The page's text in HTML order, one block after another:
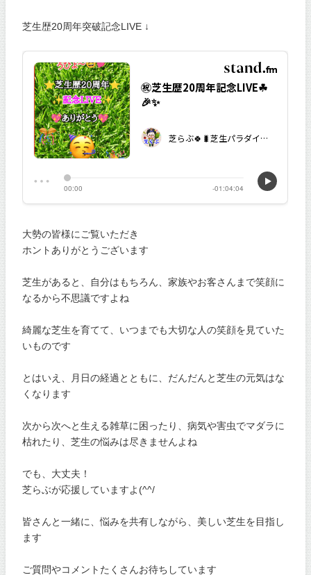
芝生歴20周年突破記念LIVE ↓
大勢の皆様にご覧いただき
ホントありがとうございます
芝生があると、自分はもちろん、家族やお客さんまで笑顔に
なるから不思議ですよね
綺麗な芝生を育てて、いつまでも大切な人の笑顔を見ていた
いものです
とはいえ、月日の経過とともに、だんだんと芝生の元気はな
くなります
次から次へと生える雑草に困ったり、病気や害虫でマダラに
枯れたり、芝生の悩みは尽きませんよね
でも、大丈夫！
芝らぶが応援していますよ(^^/
皆さんと一緒に、悩みを共有しながら、美しい芝生を目指し
ます
ご質問やコメントたくさんお待ちしています